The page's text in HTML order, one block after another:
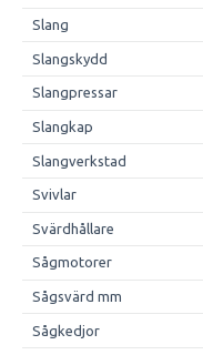
Slang
Slangskydd
Slangpressar
Slangkap
Slangverkstad
Svivlar
Svärdhållare
Sågmotorer
Sågsvärd mm
Sågkedjor